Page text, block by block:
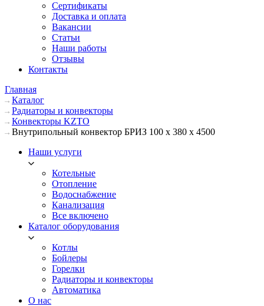
Сертификаты
Доставка и оплата
Вакансии
Статьи
Наши работы
Отзывы
Контакты
Главная
Каталог
Радиаторы и конвекторы
Конвекторы KZTO
Внутрипольный конвектор БРИЗ 100 х 380 х 4500
Наши услуги
Котельные
Отопление
Водоснабжение
Канализация
Все включено
Каталог оборудования
Котлы
Бойлеры
Горелки
Радиаторы и конвекторы
Автоматика
О нас